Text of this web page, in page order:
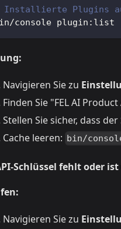
Installierte Plugins
console plugin:list
Navigieren Sie zu
Finden Sie "FEL AI
Stellen Sie sicher, dass
Cache leeren: bin/
Schlüssel fehlt oder
Navigieren Sie zu